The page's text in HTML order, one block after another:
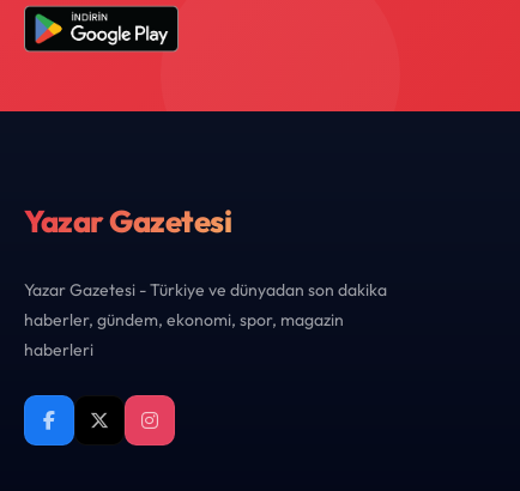
Yazar Gazetesi
Yazar Gazetesi - Türkiye ve dünyadan son dakika
haberler, gündem, ekonomi, spor, magazin
haberleri